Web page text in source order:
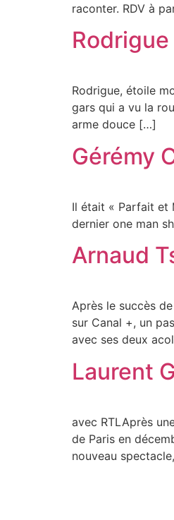
raconter. RDV à
Rodrigue
Rodrigue, étoile
gars qui a vu la
arme douce […]
Gérémy
Il était « Parfait et
dernier one man
Arnaud
Après le succès
sur Canal +, un
avec ses deux
Laurent
avec RTLAprès
de Paris en
nouveau